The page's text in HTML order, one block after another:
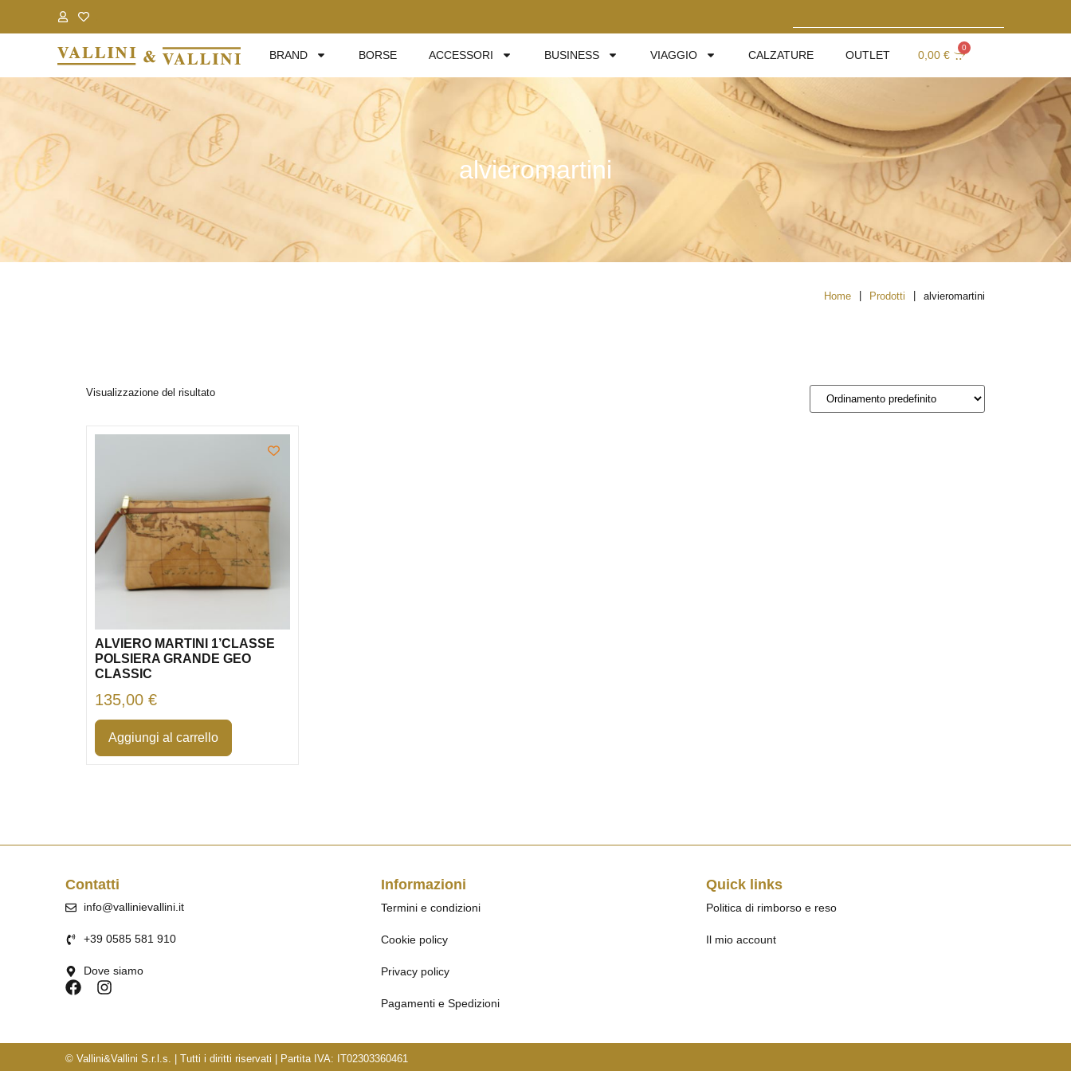
BRAND BORSE ACCESSORI BUSINESS VIAGGIO CALZATURE OUTLET 0,00 €
0
alvieromartini
Home Prodotti alvieromartini
Visualizzazione del risultato
ALVIERO MARTINI 1’CLASSE
POLSIERA GRANDE GEO
CLASSIC
135,00 €
Aggiungi al carrello
Contatti
info@vallinievallini.it
+39 0585 581 910
Dove siamo
Informazioni
Termini e condizioni
Cookie policy
Privacy policy
Pagamenti e Spedizioni
Quick links
Politica di rimborso e reso
Il mio account
© Vallini&Vallini S.r.l.s. | Tutti i diritti riservati | Partita IVA: IT02303360461